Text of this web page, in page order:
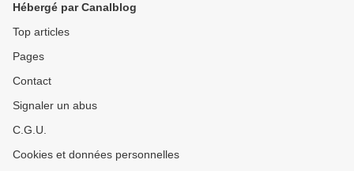
Hébergé par Canalblog
Top articles
Pages
Contact
Signaler un abus
C.G.U.
Cookies et données personnelles